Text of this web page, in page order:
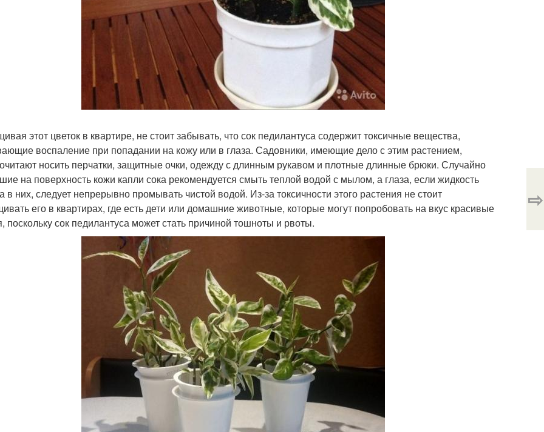
этот цветок в квартире, не стоит забывать, что сок педилантуса содержит токсичные вещества,
воспаление при попадании на кожу или в глаза. Садовники, имеющие дело с этим растением,
носить перчатки, защитные очки, одежду с длинным рукавом и плотные длинные брюки. Случайно
на поверхность кожи капли сока рекомендуется смыть теплой водой с мылом, а глаза, если жидкость
в них, следует непрерывно промывать чистой водой. Из-за токсичности этого растения не стоит
его в квартирах, где есть дети или домашние животные, которые могут попробовать на вкус красивые
поскольку сок педилантуса может стать причиной тошноты и рвоты.
⇨